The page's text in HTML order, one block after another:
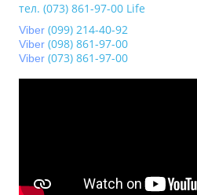
тел. (073) 861-97-00 Life
Viber (099) 214-40-92
Viber (098) 861-97-00
Viber (073) 861-97-00